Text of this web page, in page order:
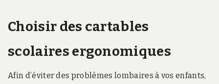
Choisir des cartables
scolaires ergonomiques
Afin d’éviter des problèmes lombaires à vos enfants,